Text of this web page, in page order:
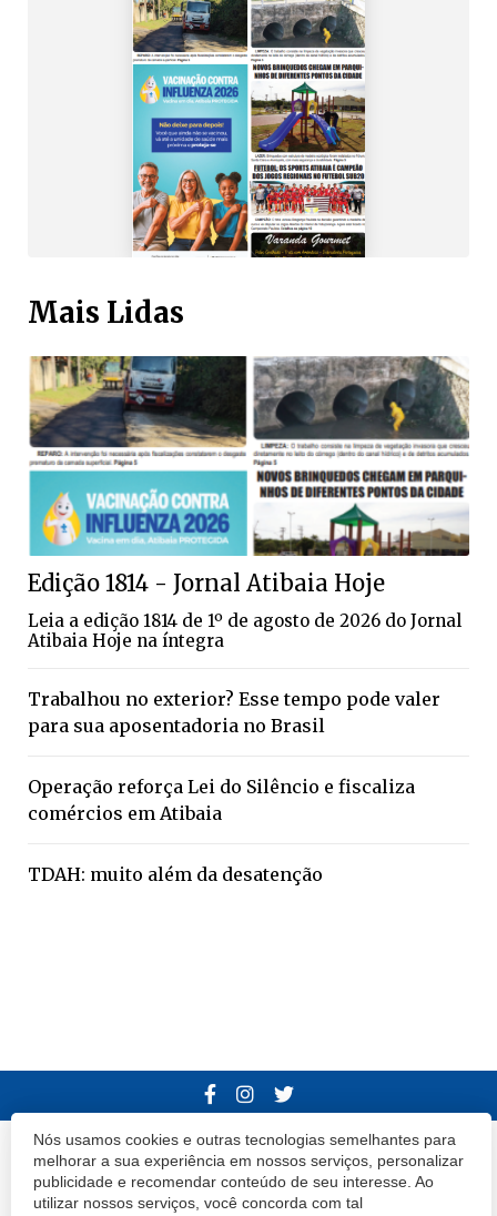
Nós usamos cookies e outras tecnologias semelhantes para
melhorar a sua experiência em nossos serviços, personalizar
publicidade e recomendar conteúdo de seu interesse. Ao
utilizar nossos serviços, você concorda com tal
Mais Lidas
Edição 1814 - Jornal Atibaia Hoje
Leia a edição 1814 de 1º de agosto de 2026 do Jornal
Atibaia Hoje na íntegra
Trabalhou no exterior? Esse tempo pode valer
para sua aposentadoria no Brasil
Operação reforça Lei do Silêncio e fiscaliza
comércios em Atibaia
TDAH: muito além da desatenção
Todos os direitos reservados.
Termos e Políticas de Uso Privacidade